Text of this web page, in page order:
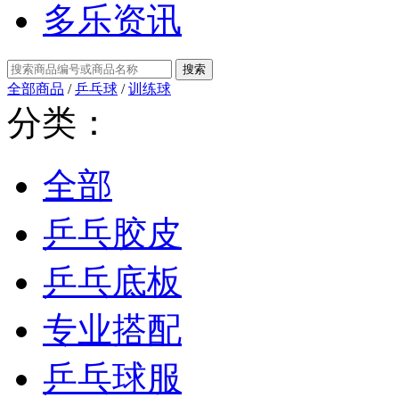
多乐资讯
全部商品 /乒乓球 /训练球
分类：
全部
乒乓胶皮
乒乓底板
专业搭配
乒乓球服